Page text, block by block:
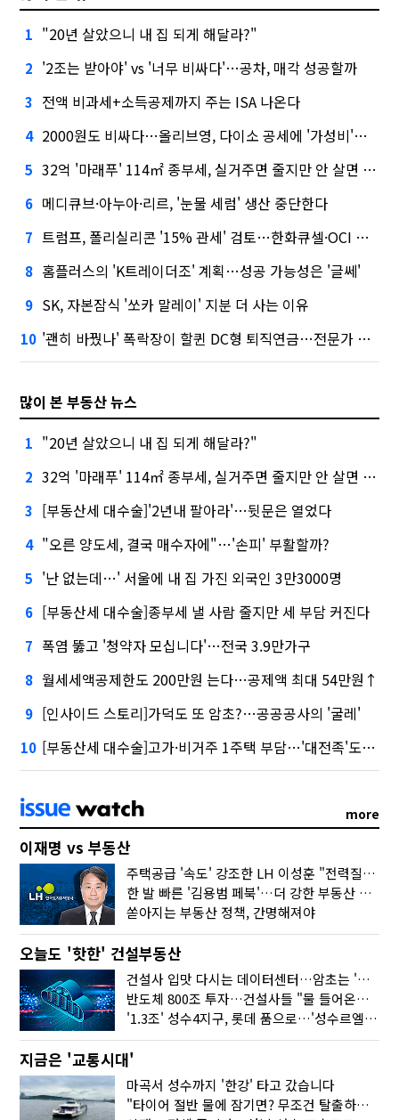
1 "20년 살았으니 내 집 되게 해달라?"
2 '2조는 받아야' vs '너무 비싸다'…공차, 매각 성공할까
3 전액 비과세+소득공제까지 주는 ISA 나온다
4 2000원도 비싸다…올리브영, 다이소 공세에 '가성비'로 맞불
5 32억 '마래푸' 114㎡ 종부세, 실거주면 줄지만 안 살면 2.5배
6 메디큐브·아누아·리르, '눈물 세럼' 생산 중단한다
7 트럼프, 폴리실리콘 '15% 관세' 검토…한화큐셀·OCI 영향은?
8 홈플러스의 'K트레이더조' 계획…성공 가능성은 '글쎄'
9 SK, 자본잠식 '쏘카 말레이' 지분 더 사는 이유
10 '괜히 바꿨나' 폭락장이 할퀸 DC형 퇴직연금…전문가 조언은
많이 본 부동산 뉴스
1 "20년 살았으니 내 집 되게 해달라?"
2 32억 '마래푸' 114㎡ 종부세, 실거주면 줄지만 안 살면 2.5배
3 [부동산세 대수술]'2년내 팔아라'…뒷문은 열었다
4 "오른 양도세, 결국 매수자에"…'손피' 부활할까?
5 '난 없는데…' 서울에 내 집 가진 외국인 3만3000명
6 [부동산세 대수술]종부세 낼 사람 줄지만 세 부담 커진다
7 폭염 뚫고 '청약자 모십니다'…전국 3.9만가구
8 월세세액공제한도 200만원 는다…공제액 최대 54만원↑
9 [인사이드 스토리]가덕도 또 암초?…공공공사의 '굴레'
10 [부동산세 대수술]고가·비거주 1주택 부담…'대전족'도 불똥
more
이재명 vs 부동산
주택공급 '속도' 강조한 LH 이성훈 "전력질주해야"
한 발 빠른 '김용범 페북'…더 강한 부동산 규제 나오나
쏟아지는 부동산 정책, 간명해져야
오늘도 '핫한' 건설부동산
건설사 입맛 다시는 데이터센터…암초는 '주민 반대'
반도체 800조 투자…건설사들 "물 들어온다!"
'1.3조' 성수4지구, 롯데 품으로…'성수르엘 S70' 거듭
지금은 '교통시대'
마곡서 성수까지 '한강' 타고 갔습니다
"타이어 절반 물에 잠기면? 무조건 탈출하세요"